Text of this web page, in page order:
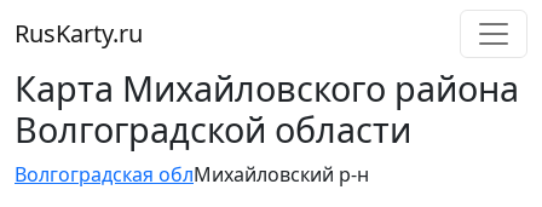
RusKarty.ru
Карта Михайловского района
Волгоградской области
Волгоградская облМихайловский р-н